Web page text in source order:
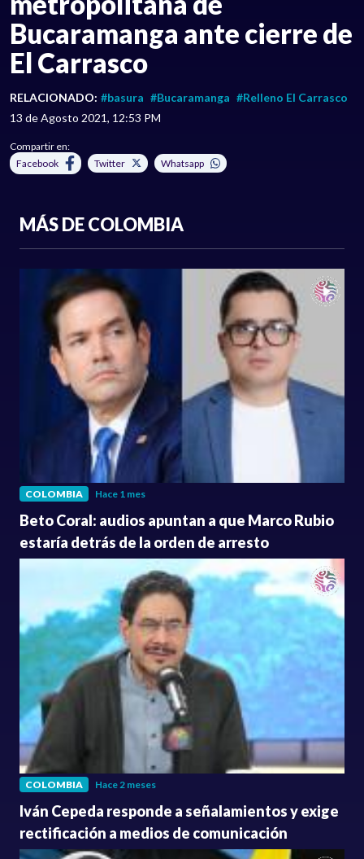
Bucaramanga ante cierre de
El Carrasco
RELACIONADO: #basura #Bucaramanga #Relleno El Carrasco
13 de Agosto 2021, 12:53 PM
Compartir en:
Facebook
Twitter Whatsapp
MÁS DE COLOMBIA
COLOMBIA Hace 1 mes
Beto Coral: audios apuntan a que Marco Rubio
estaría detrás de la orden de arresto
COLOMBIA Hace 2 meses
Iván Cepeda responde a señalamientos y exige
rectificación a medios de comunicación